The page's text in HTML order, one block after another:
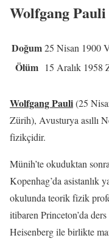
Wolfgang Pauli
Doğum25 Nisan 1900
Ölüm 15 Aralık 1958
Wolfgang Pauli(25
Zürih), Avusturya asıllı
fizikçidir.
Münih’te okuduktan
Kopenhag’da asistanlık
okulunda teorik fizik
itibaren Princeton’da
Heisenberg ile birlikte